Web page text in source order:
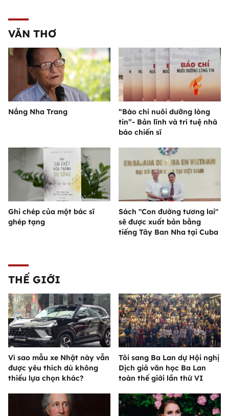
VĂN THƠ
Nắng Nha Trang
“Báo chí nuôi dưỡng lòng
tin”- Bản lĩnh và trí tuệ nhà
báo chiến sĩ
Ghi chép của một bác sĩ
ghép tạng
Sách "Con đường tương lai"
sẽ được xuất bản bằng
tiếng Tây Ban Nha tại Cuba
THẾ GIỚI
Vì sao mẫu xe Nhật này vẫn
được yêu thích dù không
thiếu lựa chọn khác?
Tôi sang Ba Lan dự Hội nghị
Dịch giả văn học Ba Lan
toàn thế giới lần thứ VI